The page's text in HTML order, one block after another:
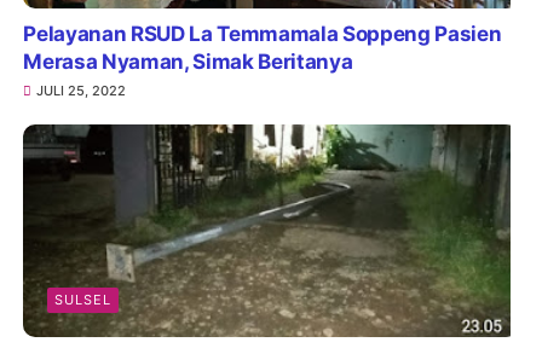
Pelayanan RSUD La Temmamala Soppeng Pasien
Merasa Nyaman, Simak Beritanya
JULI 25, 2022
SULSEL